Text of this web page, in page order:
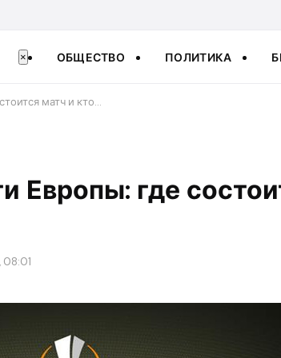
× ОБЩЕСТВО ПОЛИТИКА
матч и кто…
Европы: где
08:01